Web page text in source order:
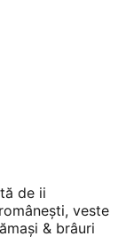
de ii
veste
& brâuri